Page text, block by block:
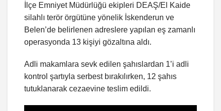
İlçe Emniyet Müdürlüğü ekipleri DEAŞ/El Kaide
silahlı terör örgütüne yönelik İskenderun ve
Belen’de belirlenen adreslere yapılan eş zamanlı
operasyonda 13 kişiyi gözaltına aldı.
Adli makamlara sevk edilen şahıslardan 1’i adli
kontrol şartıyla serbest bırakılırken, 12 şahıs
tutuklanarak cezaevine teslim edildi.